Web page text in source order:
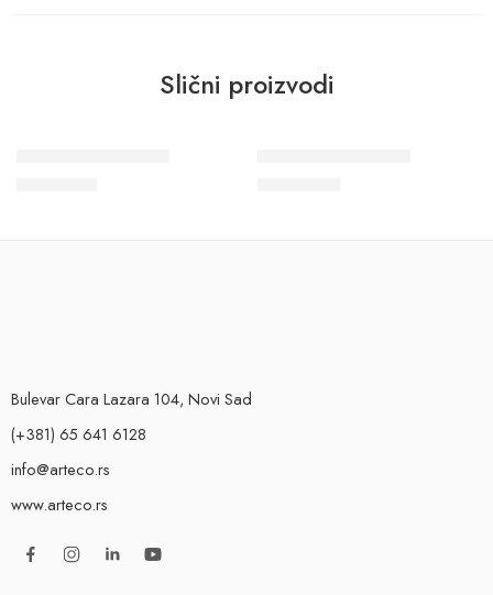
Slični proizvodi
Bulevar Cara Lazara 104, Novi Sad
(+381) 65 641 6128
info@arteco.rs
www.arteco.rs